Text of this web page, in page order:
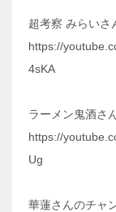
超考察 みらいさ
https://
4sKA
ラーメン鬼酒さ
https://
Ug
華蓮さんのチャ